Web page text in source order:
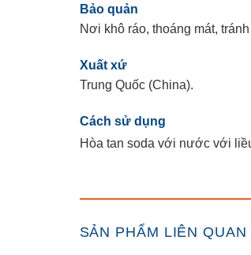
Bảo quản
Nơi khô ráo, thoáng mát,
Xuất xứ
Trung Quốc (China).
Cách sử dụng
Hòa tan soda với nước với
SẢN PHẨM LIÊN QUAN